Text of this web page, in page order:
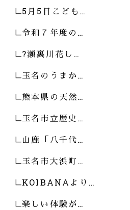
5月5日こども…
令和７年度の…
?瀬裏川花し…
玉名のうまか…
熊本県の天然…
玉名市立歴史…
山鹿「八千代…
玉名市大浜町…
KOIBANAより…
楽しい体験が…